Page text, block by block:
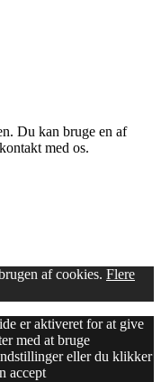
Du kan bruge en af
med os.
af cookies. Flere
er aktiveret for at give
med at bruge
eller du klikker
accept